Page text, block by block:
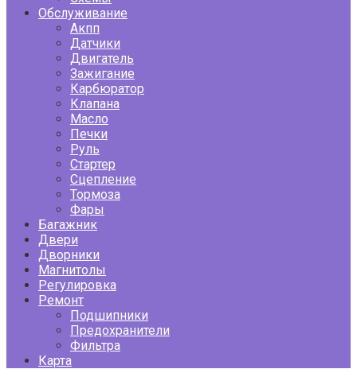
Обслуживание
Акпп
Датчики
Двигатель
Зажигание
Карбюратор
Клапана
Масло
Печки
Руль
Стартер
Сцепление
Тормоза
Фары
Багажник
Двери
Дворники
Магнитолы
Регулировка
Ремонт
Подшипники
Предохранители
Фильтра
Карта